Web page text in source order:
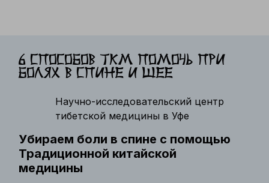
Убираем боли в спине с помощью
Традиционной китайской
медицины
Научно-исследовательский центр
тибетской медицины в Уфе
6 способов ТКМ помочь при
болях в спине и шее